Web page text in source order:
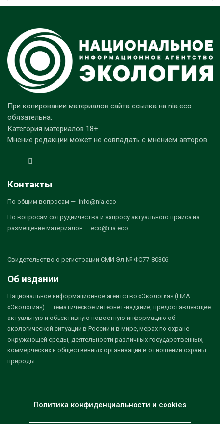
При копировании материалов сайта ссылка на nia.eco
обязательна.
Категория материалов 18+
Мнение редакции может не совпадать с мнением авторов.
Контакты
По общим вопросам — info@nia.eco
По вопросам сотрудничества и запросу актуального прайса на
размещение материалов — eco@nia.eco
Свидетельство о регистрации СМИ Эл № ФС77-80306
Об издании
Национальное информационное агентство «Экология» (НИА
«Экология») — тематическое интернет-издание, предоставляющее
актуальную и объективную новостную информацию об
экологической ситуации в России и в мире, мерах по охране
окружающей среды, деятельности различных государственных,
коммерческих и общественных организаций в отношении охраны
природы.
Политика конфиденциальности и cookies